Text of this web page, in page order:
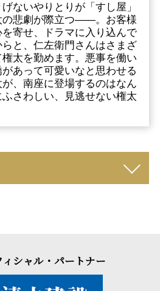
ないやりとりが「すし屋」
の悲劇が際立つ――。お客様
寄せ、ドラマに入り込んで
と、仁左衛門さんはさまざ
太を勤めます。悪事を働い
あって可愛いなと思わせる
、南座に登場するのはなん
さわしい、見逃せない権太
シャル・パートナー